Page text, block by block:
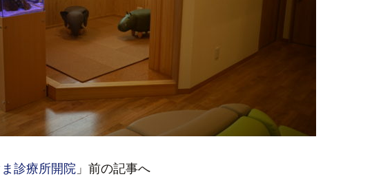
診療所開院 」前の記事へ